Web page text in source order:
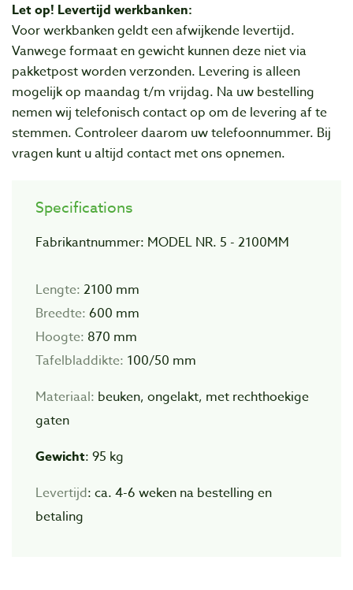
Let op! Levertijd werkbanken:
Voor werkbanken geldt een afwijkende levertijd.
Vanwege formaat en gewicht kunnen deze niet via
pakketpost worden verzonden. Levering is alleen
mogelijk op maandag t/m vrijdag. Na uw bestelling
nemen wij telefonisch contact op om de levering af te
stemmen. Controleer daarom uw telefoonnummer. Bij
vragen kunt u altijd contact met ons opnemen.
Specifications
Fabrikantnummer: MODEL NR. 5 - 2100MM
Lengte: 2100 mm
Breedte: 600 mm
Hoogte: 870 mm
Tafelbladdikte: 100/50 mm
Materiaal: beuken, ongelakt, met rechthoekige
gaten
Gewicht: 95 kg
Levertijd: ca. 4-6 weken na bestelling en
betaling